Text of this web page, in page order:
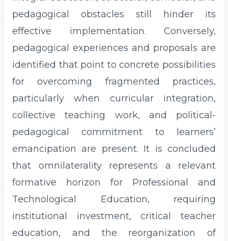
pedagogical obstacles still hinder its
effective implementation. Conversely,
pedagogical experiences and proposals are
identified that point to concrete possibilities
for overcoming fragmented practices,
particularly when curricular integration,
collective teaching work, and political-
pedagogical commitment to learners’
emancipation are present. It is concluded
that omnilaterality represents a relevant
formative horizon for Professional and
Technological Education, requiring
institutional investment, critical teacher
education, and the reorganization of